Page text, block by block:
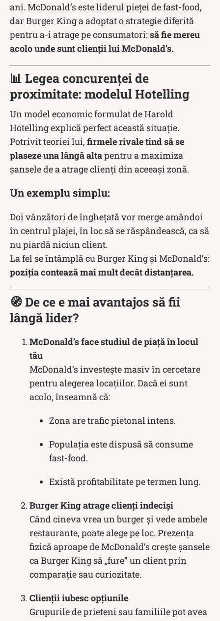
ani. McDonald’s este liderul pieței de fast-food,
dar Burger King a adoptat o strategie diferită
pentru a-i atrage pe consumatori: să fie mereu
acolo unde sunt clienții lui McDonald’s.
📊 Legea concurenței de
proximitate: modelul Hotelling
Un model economic formulat de Harold
Hotelling explică perfect această situație.
Potrivit teoriei lui, firmele rivale tind să se
plaseze una lângă altapentru a maximiza
șansele de a atrage clienți din aceeași zonă.
Un exemplu simplu:
Doi vânzători de înghețată vor merge amândoi
în centrul plajei, în loc să se răspândească, ca să
nu piardă niciun client.
La fel se întâmplă cu Burger King și McDonald’s:
poziția contează mai mult decât distanțarea.
🧭 De ce e mai avantajos să fii
lângă lider?
McDonald’s face studiul de piață în locul
tău
McDonald’s investește masiv în cercetare
pentru alegerea locațiilor. Dacă ei sunt
acolo, înseamnă că:
Zona are trafic pietonal intens.
Populația este dispusă să consume
fast-food.
Există profitabilitate pe termen lung.
Burger King atrage clienți indeciși
Când cineva vrea un burger și vede ambele
restaurante, poate alege pe loc. Prezența
fizică aproape de McDonald’s crește șansele
ca Burger King să „fure” un client prin
comparație sau curiozitate.
Clienții iubesc opțiunile
Grupurile de prieteni sau familiile pot avea